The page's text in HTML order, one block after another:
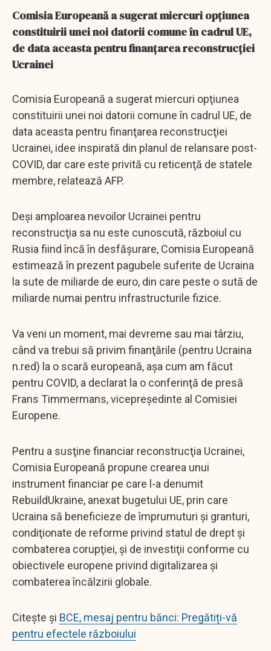
Comisia Europeană a sugerat miercuri opţiunea
constituirii unei noi datorii comune în cadrul UE,
de data aceasta pentru finanţarea reconstrucţiei
Ucrainei
Comisia Europeană a sugerat miercuri opţiunea
constituirii unei noi datorii comune în cadrul UE, de
data aceasta pentru finanţarea reconstrucţiei
Ucrainei, idee inspirată din planul de relansare post-
COVID, dar care este privită cu reticenţă de statele
membre, relatează AFP.
Deşi amploarea nevoilor Ucrainei pentru
reconstrucţia sa nu este cunoscută, războiul cu
Rusia fiind încă în desfăşurare, Comisia Europeană
estimează în prezent pagubele suferite de Ucraina
la sute de miliarde de euro, din care peste o sută de
miliarde numai pentru infrastructurile fizice.
Va veni un moment, mai devreme sau mai târziu,
când va trebui să privim finanţările (pentru Ucraina
n.red) la o scară europeană, aşa cum am făcut
pentru COVID, a declarat la o conferinţă de presă
Frans Timmermans, vicepreşedinte al Comisiei
Europene.
Pentru a susţine financiar reconstrucţia Ucrainei,
Comisia Europeană propune crearea unui
instrument financiar pe care l-a denumit
RebuildUkraine, anexat bugetului UE, prin care
Ucraina să beneficieze de împrumuturi şi granturi,
condiţionate de reforme privind statul de drept şi
combaterea corupţiei, şi de investiţii conforme cu
obiectivele europene privind digitalizarea şi
combaterea încălzirii globale.
Citește și BCE, mesaj pentru bănci: Pregătiți-vă
pentru efectele războiului